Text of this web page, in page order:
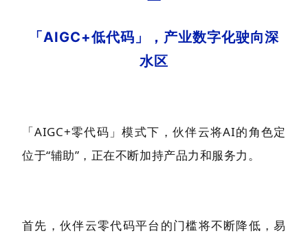
「AIGC+低代码」，产业数字化驶向深
水区
「AIGC+零代码」模式下，伙伴云将AI的角色定
位于“辅助”，正在不断加持产品力和服务力。
首先，伙伴云零代码平台的门槛将不断降低，易